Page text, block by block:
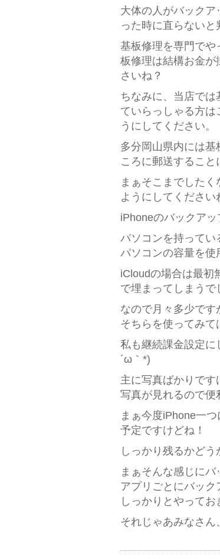
大体の人がバックア
った時に直らない
基板修理を専門でや
板修理は結構お金が
さいね？
ちなみに、当店では
ていらっしゃる方は
うにしてください。
多分岡山県内には基
ころに郵送すること
まぁそこまでした
ようにしてください
iPhoneのバックアッ
パソコンを持って
パソコンの容量を使
iCloudの場合は最初
で埋まってしまうで
なので月々多少で
そちらを使ってみて
私も継続課金設定に
´ω｀*)
主に写真ばかりで
写真が見れるので便
まぁ今度iPhone一
予定ですけどね！
しっかり残るかど
まぁそんな感じに
アプリごとにバッ
しっかりとやってお
それじゃあみなさん